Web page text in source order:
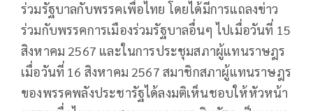
ร่วมรัฐบาลกับพรรคเพื่อไทย โดยได้มีการแถลงข่าว
ร่วมกับพรรคการเมืองร่วมรัฐบาลอื่นๆ ไปเมื่อวันที่ 15
สิงหาคม 2567 และในการประชุมสภาผู้แทนราษฎร
เมื่อวันที่ 16 สิงหาคม 2567 สมาชิกสภาผู้แทนราษฎร
ของพรรคพลังประชารัฐได้ลงมติเห็นชอบให้หัวหน้า